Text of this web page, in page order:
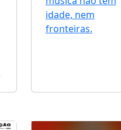
idade, nem
fronteiras.